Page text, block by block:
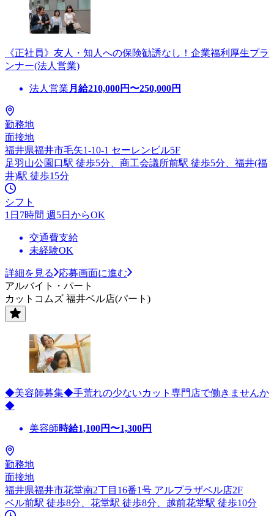
《正社員》友人・知人への保険勧誘なし！企業福利厚生プラ
ンナー(法人営業)
法人営業 月給210,000円〜250,000円
勤務地
面接地
福井県福井市毛矢1-10-1 セーレンビル5F
足羽山公園口駅 徒歩5分、商工会議所前駅 徒歩5分、福井(福
井)駅 徒歩15分
シフト
1日7時間 週5日からOK
交通費支給
未経験OK
詳細を見る
応募画面に進む
アルバイト・パート
カットコムズ 福井ベル店(パート)
◆美容師募集◆手荒れの少ないカット専門店で働きませんか
◆
美容師時給1,100円〜1,300円
勤務地
面接地
福井県福井市花堂南2丁目16番1号 アルプラザベル店2F
ベル前駅 徒歩8分、花堂駅 徒歩8分、越前花堂駅 徒歩10分